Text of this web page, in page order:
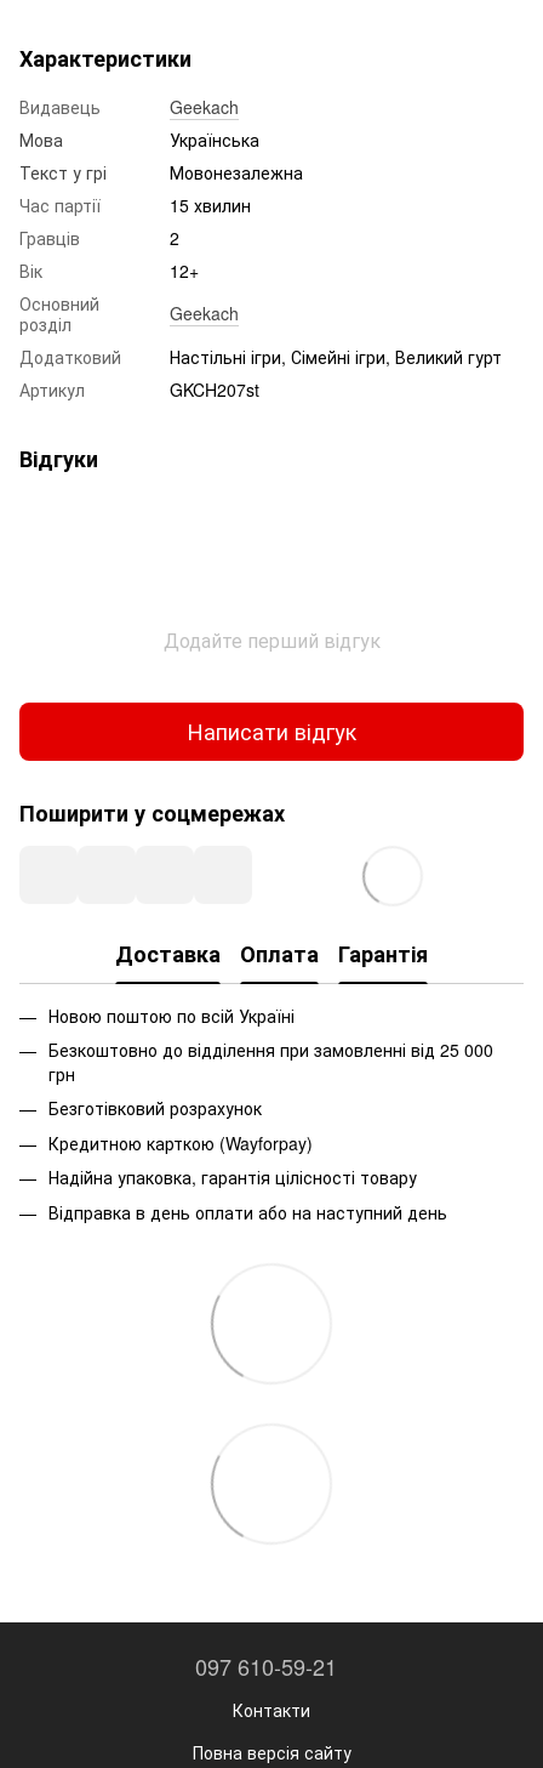
Характеристики
Видавець
Geekach
Мова
Українська
Текст у грі
Мовонезалежна
Час партії
15 хвилин
Гравців
2
Вік
12+
Основний
розділ
Geekach
Додатковий
Настільні ігри, Сімейні ігри, Великий гурт
Артикул
GKCH207st
Відгуки
Додайте перший відгук
Написати відгук
Поширити у соцмережах
Доставка Оплата Гарантія
Новою поштою по всій Україні
Безкоштовно до відділення при замовленні від 25 000
грн
Безготівковий розрахунок
Кредитною карткою (Wayforpay)
Надійна упаковка, гарантія цілісності товару
Відправка в день оплати або на наступний день
097 610-59-21
Контакти
Повна версія сайту